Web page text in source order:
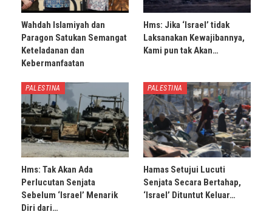
Wahdah Islamiyah dan
Paragon Satukan Semangat
Keteladanan dan
Kebermanfaatan
Hms: Jika ‘Israel’ tidak
Laksanakan Kewajibannya,
Kami pun tak Akan…
PALESTINA
Hms: Tak Akan Ada
Perlucutan Senjata
Sebelum ‘Israel’ Menarik
Diri dari…
PALESTINA
Hamas Setujui Lucuti
Senjata Secara Bertahap,
‘Israel’ Dituntut Keluar…